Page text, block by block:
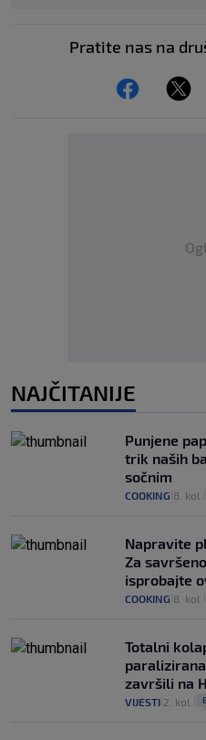
Pratite nas na
NAJČITANIJE
Punjene
trik naših
sočnim
COOKING 8. kol.
Napravite
Za
isprobajte
COOKING 8. kol.
Totalni
završili na
VIJESTI 2. kol.